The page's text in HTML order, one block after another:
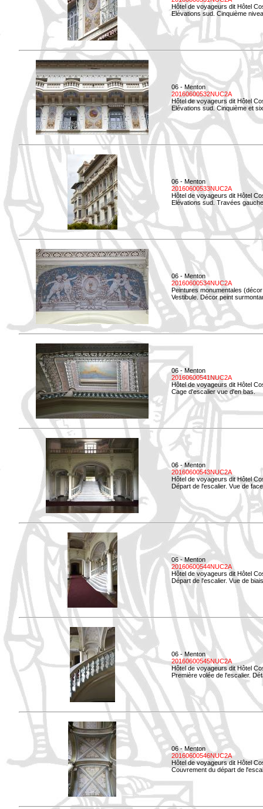
Hôtel de voyageurs dit Hôtel
Elévations sud. Cinquième
06 - Menton
20160600532NUC2A
Hôtel de voyageurs dit Hôtel
Elévations sud. Cinquième et
06 - Menton
20160600533NUC2A
Hôtel de voyageurs dit Hôtel
Elévations sud. Travées
06 - Menton
20160600534NUC2A
Peintures monumentales
Vestibule. Décor peint
06 - Menton
20160600541NUC2A
Hôtel de voyageurs dit Hôtel
Cage d'escalier vue d'en bas.
06 - Menton
20160600543NUC2A
Hôtel de voyageurs dit Hôtel
Départ de l'escalier. Vue de
06 - Menton
20160600544NUC2A
Hôtel de voyageurs dit Hôtel
Départ de l'escalier. Vue de
06 - Menton
20160600545NUC2A
Hôtel de voyageurs dit Hôtel
Première volée de l'escalier.
06 - Menton
20160600546NUC2A
Hôtel de voyageurs dit Hôtel
Couvrement du départ de